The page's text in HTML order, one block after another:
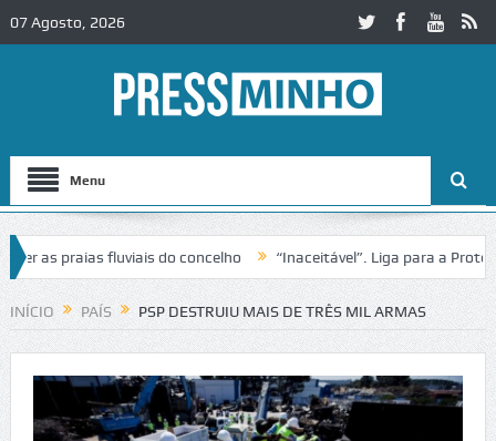
07 Agosto, 2026
Menu
praias fluviais do concelho “Inaceitável”. Liga para a Proteção
de trânsito no IC2 em Alcobaça Igreja do Castelo de
INÍCIO PAÍS PSP DESTRUIU MAIS DE TRÊS MIL ARMAS